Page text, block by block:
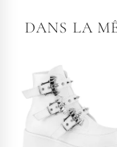
DANS LA